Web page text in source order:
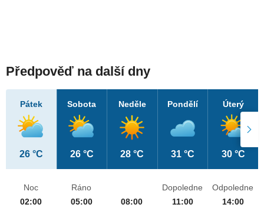
Předpověď na další dny
Pátek
26 °C
Sobota
26 °C
Neděle
28 °C
Pondělí
31 °C
Úterý
30 °C
Noc
02:00
Ráno
05:00
08:00
Dopoledne
11:00
Odpoledne
14:00